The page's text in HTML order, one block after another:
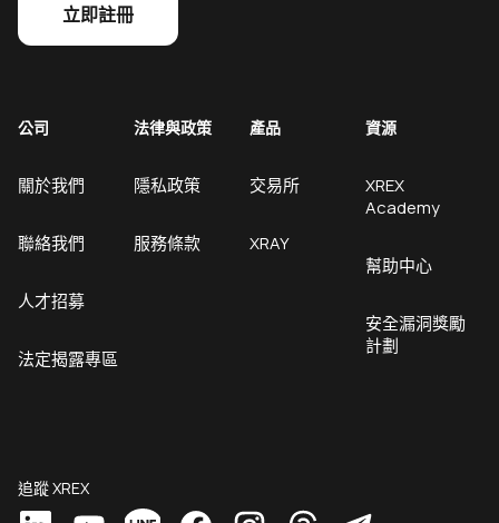
立即註冊
公司
關於我們
聯絡我們
人才招募
法定揭露專區
法律與政策
隱私政策
服務條款
產品
交易所
XRAY
資源
XREX
Academy
幫助中心
安全漏洞獎勵
計劃
追蹤 XREX